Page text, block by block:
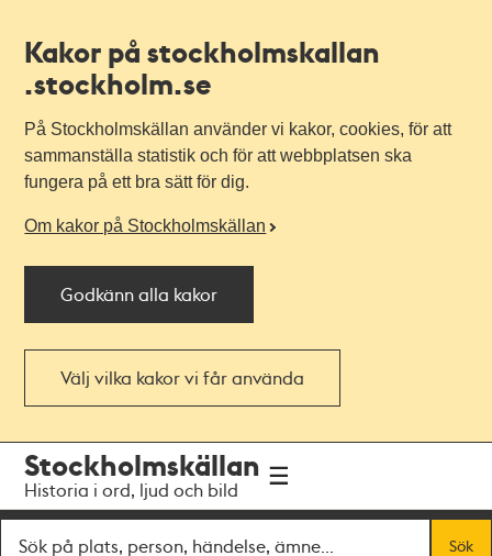
Kakor på stockholmskallan
.stockholm.se
På Stockholmskällan använder vi kakor, cookies, för att
sammanställa statistik och för att webbplatsen ska
fungera på ett bra sätt för dig.
Om kakor på Stockholmskällan
Godkänn alla kakor
Välj vilka kakor vi får använda
navigationen
huvudinnehållet
Stockholmskällan
Historia i ord, ljud och bild
Sök